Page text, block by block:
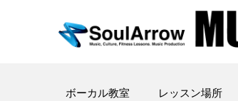
ボーカル教室 レッスン場所